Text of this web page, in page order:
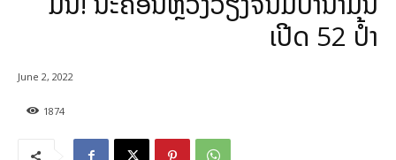
ເປີດ 52 ປໍ້າ
1874
June 2, 2022